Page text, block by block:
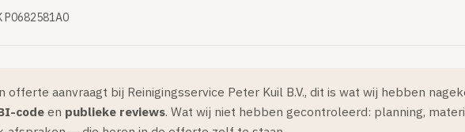
P0682581A0
offerte aanvraagt bij Reinigingsservice Peter Kuil B.V., dit is wat wij hebben
code en publieke reviews. Wat wij niet hebben gecontroleerd: planning,